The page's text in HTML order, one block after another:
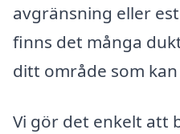
avgränsning eller
finns det många
ditt område som
Vi gör det enkelt att